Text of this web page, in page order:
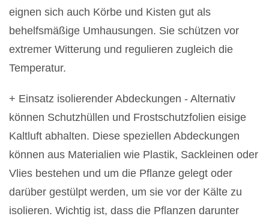
eignen sich auch Körbe und Kisten gut als
behelfsmäßige Umhausungen. Sie schützen vor
extremer Witterung und regulieren zugleich die
Temperatur.
+ Einsatz isolierender Abdeckungen - Alternativ
können Schutzhüllen und Frostschutzfolien eisige
Kaltluft abhalten. Diese speziellen Abdeckungen
können aus Materialien wie Plastik, Sackleinen oder
Vlies bestehen und um die Pflanze gelegt oder
darüber gestülpt werden, um sie vor der Kälte zu
isolieren. Wichtig ist, dass die Pflanzen darunter